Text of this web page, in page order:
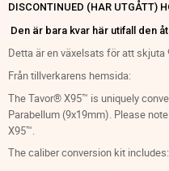
DISCONTINUED (HAR UTGÅTT)
Den är bara kvar här utifall den
Detta är en växelsats för att skjuta
Från tillverkarens hemsida:
The Tavor® X95™ is uniquely
Parabellum (9x19mm). Please
X95™.
The caliber conversion kit includes: